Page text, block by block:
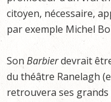
citoyen, nécessaire,
par exemple Michel
SonBarbierdevrait
du théâtre Ranelagh
retrouvera ses grands